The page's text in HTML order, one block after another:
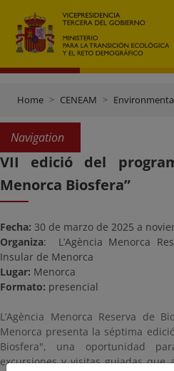
Home CENEAM
Navigation
VII edició del
Menorca Biosfera”
Fecha: 30 de marzo de 2025 a
Organiza:
L’Agència Menorca
Insular de Menorca
Lugar: Menorca
Formato: presencial
L’Agència Menorca Reserva de
Menorca presenta la séptima
Biosfera", una oportunidad
excursiones y visitas guiadas que